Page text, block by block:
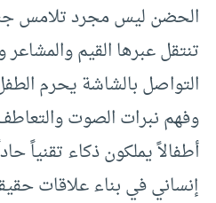
الحضن ليس مجرد تلامس
تنتقل عبرها القيم
التواصل بالشاشة يحرم
وفهم نبرات الصوت
أطفالاً يملكون ذكاء تقنياً
إنساني في بناء علاقات